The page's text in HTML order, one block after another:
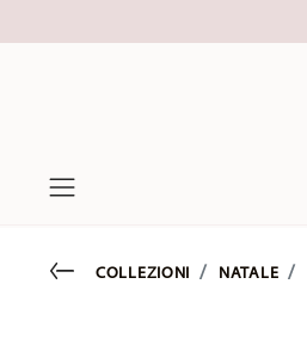
Go backCOLLEZIONI NATALE